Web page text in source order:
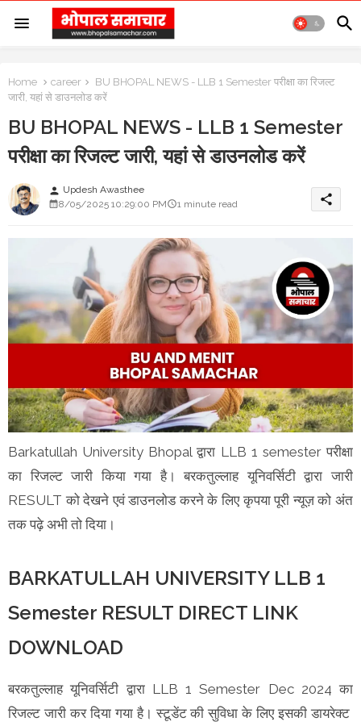
Home career
BU BHOPAL NEWS - LLB 1 Semester परीक्षा का रिजल्ट
जारी, यहां से डाउनलोड करें
BU BHOPAL NEWS - LLB 1 Semester
परीक्षा का रिजल्ट जारी, यहां से डाउनलोड करें
person Updesh Awasthee
8/05/2025 10:29:00 PM
1 minute read share
Barkatullah University Bhopal द्वारा LLB 1 semester परीक्षा
का रिजल्ट जारी किया गया है। बरकतुल्लाह यूनिवर्सिटी द्वारा जारी
RESULT को देखने एवं डाउनलोड करने के लिए कृपया पूरी न्यूज़ को अंत
तक पढ़े अभी तो दिया।
BARKATULLAH UNIVERSITY LLB 1
Semester RESULT DIRECT LINK
DOWNLOAD
बरकतुल्लाह यूनिवर्सिटी द्वारा LLB 1 Semester Dec 2024 का
रिजल्ट जारी कर दिया गया है। स्टूडेंट की सुविधा के लिए इसकी डायरेक्ट